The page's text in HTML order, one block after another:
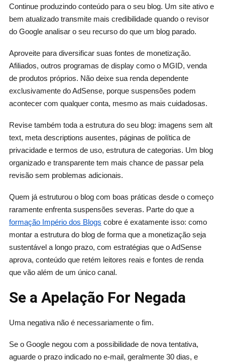
Continue produzindo conteúdo para o seu blog. Um site ativo e
bem atualizado transmite mais credibilidade quando o revisor
do Google analisar o seu recurso do que um blog parado.
Aproveite para diversificar suas fontes de monetização.
Afiliados, outros programas de display como o MGID, venda
de produtos próprios. Não deixe sua renda dependente
exclusivamente do AdSense, porque suspensões podem
acontecer com qualquer conta, mesmo as mais cuidadosas.
Revise também toda a estrutura do seu blog: imagens sem alt
text, meta descriptions ausentes, páginas de política de
privacidade e termos de uso, estrutura de categorias. Um blog
organizado e transparente tem mais chance de passar pela
revisão sem problemas adicionais.
Quem já estruturou o blog com boas práticas desde o começo
raramente enfrenta suspensões severas. Parte do que a
formação Império dos Blogs cobre é exatamente isso: como
montar a estrutura do blog de forma que a monetização seja
sustentável a longo prazo, com estratégias que o AdSense
aprova, conteúdo que retém leitores reais e fontes de renda
que vão além de um único canal.
Se a Apelação For Negada
Uma negativa não é necessariamente o fim.
Se o Google negou com a possibilidade de nova tentativa,
aguarde o prazo indicado no e-mail, geralmente 30 dias, e